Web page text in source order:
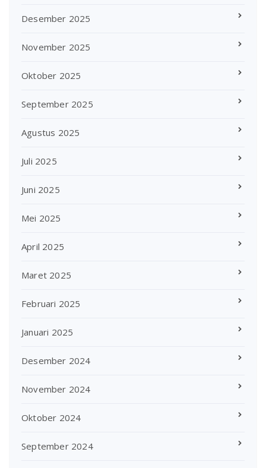
Desember 2025
November 2025
Oktober 2025
September 2025
Agustus 2025
Juli 2025
Juni 2025
Mei 2025
April 2025
Maret 2025
Februari 2025
Januari 2025
Desember 2024
November 2024
Oktober 2024
September 2024